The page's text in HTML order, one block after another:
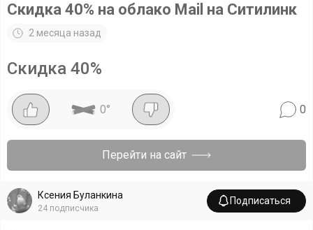
Скидка 40% на облако Mail на Ситилинк
2 месяца назад
Скидка 40%
0° 0
Перейти на сайт
Ксения Буланкина
24 подписчика
Подписаться